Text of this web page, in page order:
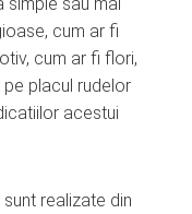
cum ar fi
cum ar fi flori,
placul rudelor
acestui
realizate din